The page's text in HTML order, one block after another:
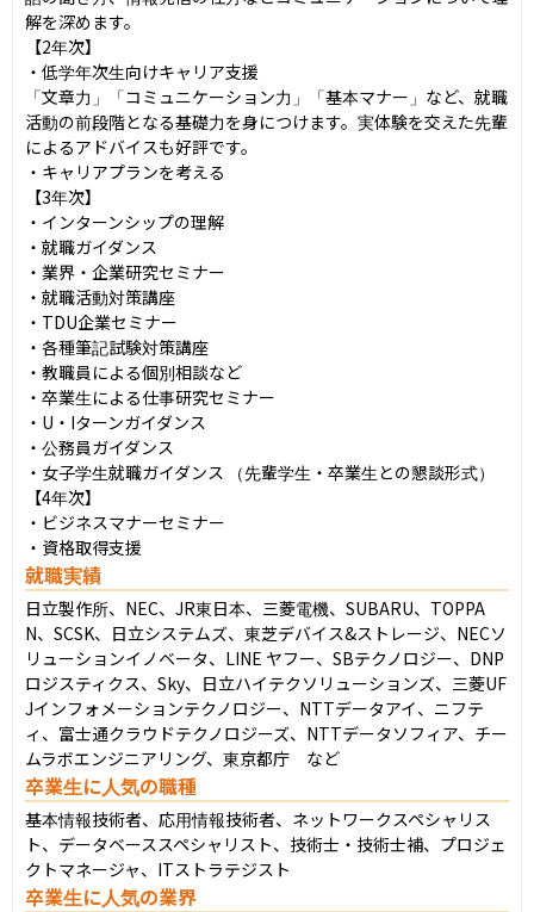
解を深めます。
【2年次】
・低学年次生向けキャリア支援
「文章力」「コミュニケーション力」「基本マナー」など、就職
活動の前段階となる基礎力を身につけます。実体験を交えた先輩
によるアドバイスも好評です。
・キャリアプランを考える
【3年次】
・インターンシップの理解
・就職ガイダンス
・業界・企業研究セミナー
・就職活動対策講座
・TDU企業セミナー
・各種筆記試験対策講座
・教職員による個別相談など
・卒業生による仕事研究セミナー
・U・Iターンガイダンス
・公務員ガイダンス
・女子学生就職ガイダンス （先輩学生・卒業生との懇談形式）
【4年次】
・ビジネスマナーセミナー
・資格取得支援
就職実績
日立製作所、NEC、JR東日本、三菱電機、SUBARU、TOPPA
N、SCSK、日立システムズ、東芝デバイス&ストレージ、NECソ
リューションイノベータ、LINE ヤフー、SBテクノロジー、DNP
ロジスティクス、Sky、日立ハイテクソリューションズ、三菱UF
Jインフォメーションテクノロジー、NTTデータアイ、ニフテ
ィ、富士通クラウドテクノロジーズ、NTTデータソフィア、チー
ムラボエンジニアリング、東京都庁　など
卒業生に人気の職種
基本情報技術者、応用情報技術者、ネットワークスペシャリス
ト、データベーススペシャリスト、技術士・技術士補、プロジェ
クトマネージャ、ITストラテジスト
卒業生に人気の業界